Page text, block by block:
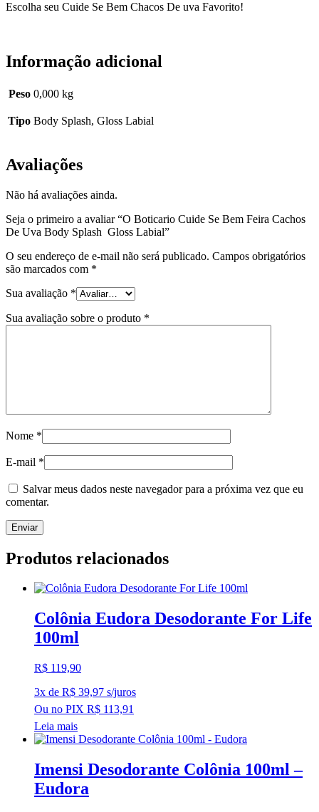
Escolha seu Cuide Se Bem Chacos De uva Favorito!
Informação adicional
Peso 0,000 kg
Tipo Body Splash, Gloss Labial
Avaliações
Não há avaliações ainda.
Seja o primeiro a avaliar “O Boticario Cuide Se Bem Feira Cachos
De Uva Body Splash Gloss Labial”
O seu endereço de e-mail não será publicado. Campos obrigatórios
são marcados com *
Sua avaliação *
Sua avaliação sobre o produto *
Nome *
E-mail *
Salvar meus dados neste navegador para a próxima vez que eu
comentar.
Produtos relacionados
Colônia Eudora Desodorante For Life
100ml
R$ 119,90
3x de R$ 39,97 s/juros
Ou no PIX R$ 113,91
Leia mais
Imensi Desodorante Colônia 100ml –
Eudora